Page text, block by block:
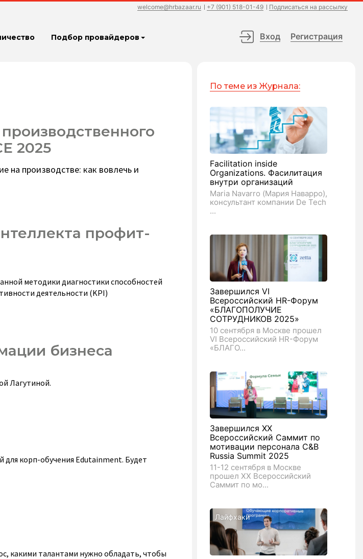
welcome@hrbazaar.ru +7 (901) 518-01-49 Подписаться на рассылку
Подбор провайдеров Вход Регистрация
2025
на производстве: как вовлечь и
профит-
методики диагностики способностей
деятельности (KPI)
бизнеса
Лагутиной.
корп-обучения Edutainment. Будет
какими талантами нужно обладать, чтобы
По теме из Журнала:
Facilitation inside
Organizations. Фасилитация
внутри организаций
Maria Navarro (Мария Наварро),
консультант компании De Tech
...
Завершился VI
Всероссийский HR-Форум
«БЛАГОПОЛУЧИЕ
СОТРУДНИКОВ 2025»
10 сентября в Москве прошел
VI Всероссийский HR-Форум
«БЛАГО...
Завершился XX
Всероссийский Саммит по
мотивации персонала C&B
Russia Summit 2025
11-12 сентября в Москве
прошел XX Всероссийский
Саммит по мо...
Лайфхаки